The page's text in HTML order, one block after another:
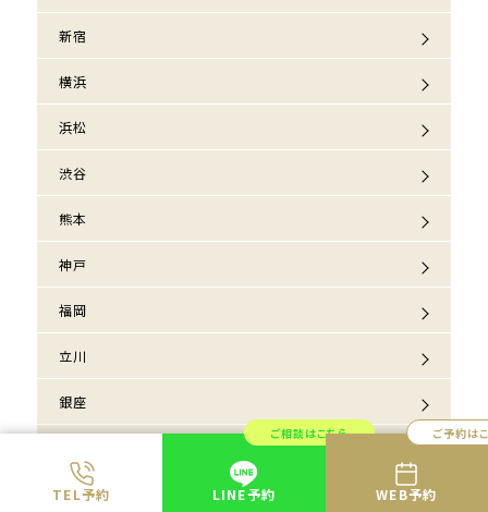
TEL予約
ご相談はこちら
LINE予約
ご予約は
WEB予約
新宿
横浜
浜松
渋谷
熊本
神戸
福岡
立川
銀座